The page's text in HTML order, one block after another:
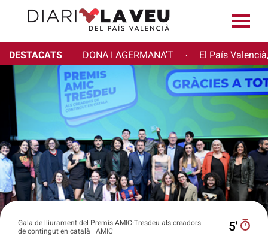
DESTACATS DONA I AGERMANA'T · El País
Gala de lliurament del Premis AMIC-Tresdeu als creadors
de contingut en català | AMIC
5′